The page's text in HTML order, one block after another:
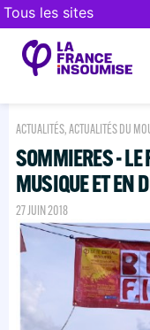
Tous les sites
ACTUALITÉS,ACTUALITÉS DU
SOMMIERES - LE
MUSIQUE ET EN
27 JUIN 2018